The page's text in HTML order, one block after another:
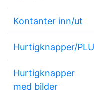
Kontanter inn/ut
Hurtigknapper/PLU
Hurtigknapper
med bilder